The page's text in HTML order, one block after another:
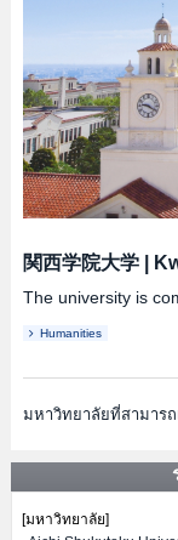
関西学院大学|
The university is
Humanities
มหาวิทยาลัยที่สามาร
[มหาวิทยาลัย]